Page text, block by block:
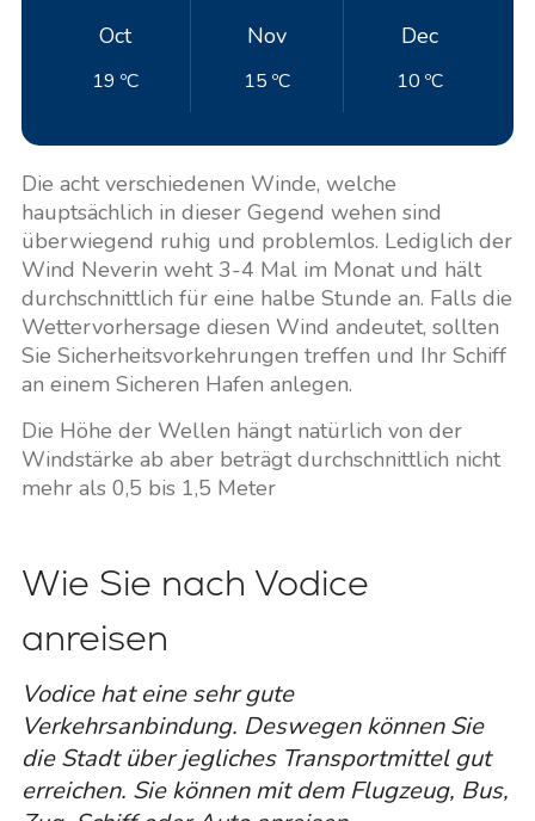
Oct
19 ºC
Nov
15 ºC
Dec
10 ºC
Die acht verschiedenen Winde, welche
hauptsächlich in dieser Gegend wehen sind
überwiegend ruhig und problemlos. Lediglich der
Wind Neverin weht 3-4 Mal im Monat und hält
durchschnittlich für eine halbe Stunde an. Falls die
Wettervorhersage diesen Wind andeutet, sollten
Sie Sicherheitsvorkehrungen treffen und Ihr Schiff
an einem Sicheren Hafen anlegen.
Die Höhe der Wellen hängt natürlich von der
Windstärke ab aber beträgt durchschnittlich nicht
mehr als 0,5 bis 1,5 Meter
Wie Sie nach Vodice
anreisen
Vodice hat eine sehr gute
Verkehrsanbindung. Deswegen können Sie
die Stadt über jegliches Transportmittel gut
erreichen. Sie können mit dem Flugzeug, Bus,